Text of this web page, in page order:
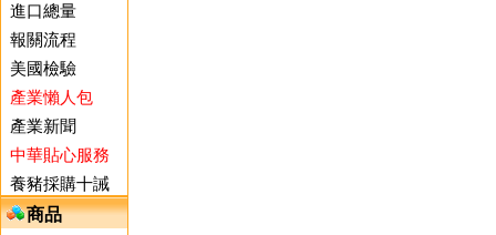
進口總量
報關流程
美國檢驗
產業懶人包
產業新聞
中華貼心服務
養豬採購十誡
商品